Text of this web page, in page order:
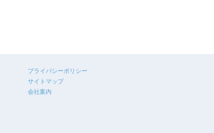
プライバシーポリシー
サイトマップ
会社案内